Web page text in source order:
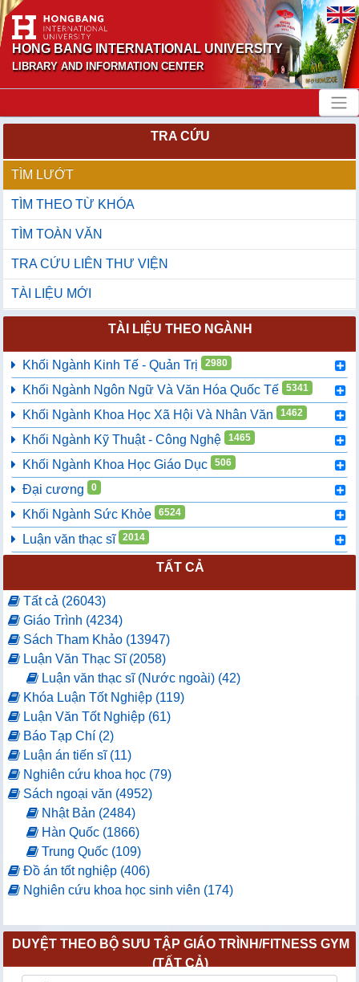
HONG BANG INTERNATIONAL UNIVERSITY
LIBRARY AND INFORMATION CENTER
TRA CỨU
TÌM LƯỚT
TÌM THEO TỪ KHÓA
TÌM TOÀN VĂN
TRA CỨU LIÊN THƯ VIỆN
TÀI LIỆU MỚI
TÀI LIỆU THEO NGÀNH
Khối Ngành Kinh Tế - Quản Trị 2980
Khối Ngành Ngôn Ngữ Và Văn Hóa Quốc Tế 5341
Khối Ngành Khoa Học Xã Hội Và Nhân Văn 1462
Khối Ngành Kỹ Thuật - Công Nghệ 1465
Khối Ngành Khoa Học Giáo Dục 506
Đại cương 0
Khối Ngành Sức Khỏe 6524
Luận văn thạc sĩ 2014
TẤT CẢ
Tất cả (26043)
Giáo Trình (4234)
Sách Tham Khảo (13947)
Luận Văn Thạc Sĩ (2058)
Luận văn thạc sĩ (Nước ngoài) (42)
Khóa Luận Tốt Nghiệp (119)
Luận Văn Tốt Nghiệp (61)
Báo Tạp Chí (2)
Luận án tiến sĩ (11)
Nghiên cứu khoa học (79)
Sách ngoại văn (4952)
Nhật Bản (2484)
Hàn Quốc (1866)
Trung Quốc (109)
Đồ án tốt nghiệp (406)
Nghiên cứu khoa học sinh viên (174)
DUYỆT THEO BỘ SƯU TẬP GIÁO TRÌNH/FITNESS GYM
(TẤT CẢ)